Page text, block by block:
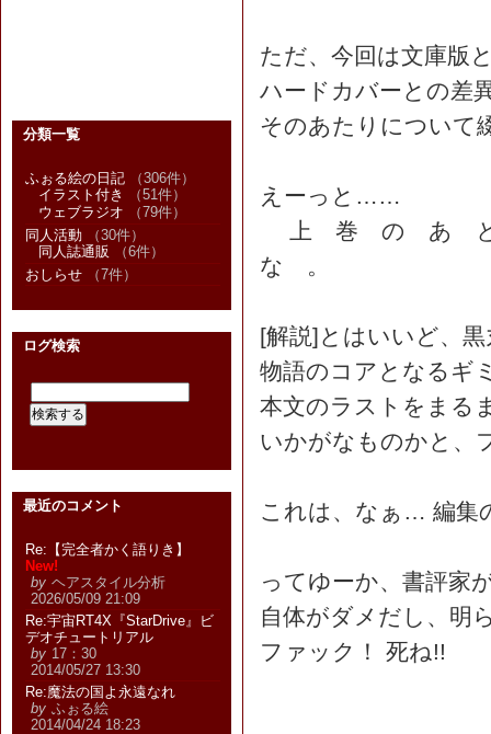
ただ、今回は文庫版
ハードカバーとの差
そのあたりについて
えーっと……
上 巻 の あ
な 。
[解説]とはいいど、
物語のコアとなるギ
本文のラストをまる
いかがなものかと
これは、なぁ… 編集
ってゆーか、書評家
自体がダメだし、明
ファック！ 死ね!!
分類一覧
ふぉる絵の日記 （306件）
イラスト付き
（51件）
ウェブラジオ （79件）
同人活動 （30件）
同人誌通販 （6件）
おしらせ （7件）
ログ検索
最近のコメント
Re:【完全者かく語りき】
New!
by ヘアスタイル分析
2026/05/09 21:09
Re:宇宙RT4X『StarDrive』ビ
デオチュートリアル
by 17：30
2014/05/27 13:30
Re:魔法の国よ永遠なれ
by ふぉる絵
2014/04/24 18:23